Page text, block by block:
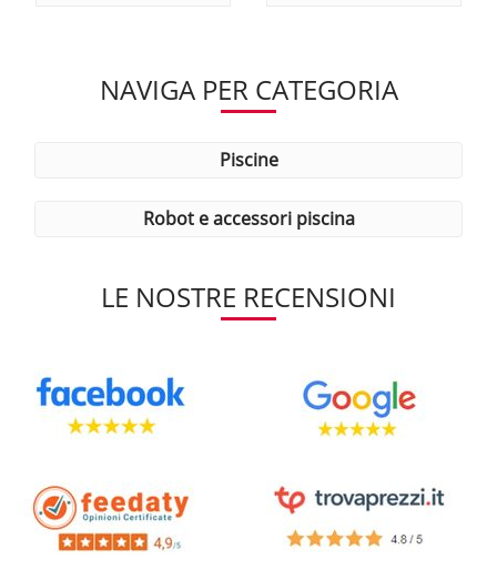
NAVIGA PER CATEGORIA
piscine
robot e accessori piscina
LE NOSTRE RECENSIONI